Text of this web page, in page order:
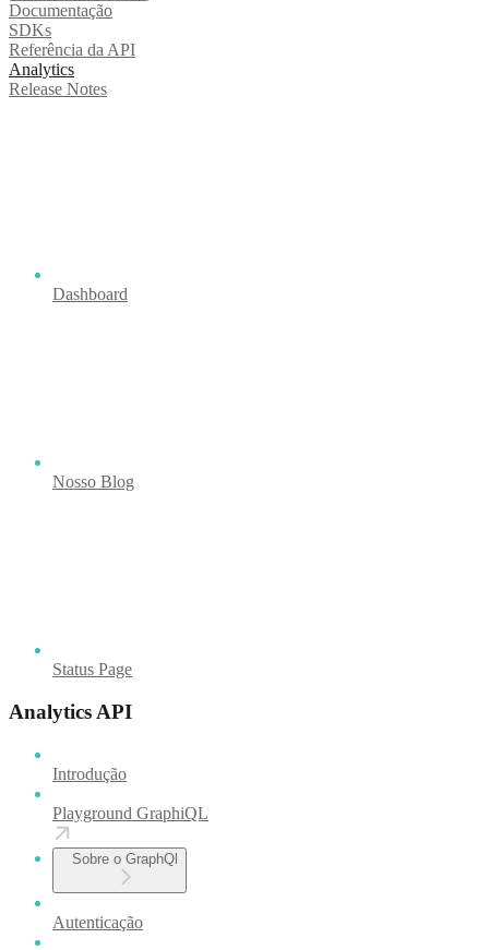
Documentação
SDKs
Referência da API
Analytics
Release Notes
Dashboard
Nosso Blog
Status Page
Analytics API
Introdução
Playground GraphiQL
Sobre o GraphQl
Autenticação